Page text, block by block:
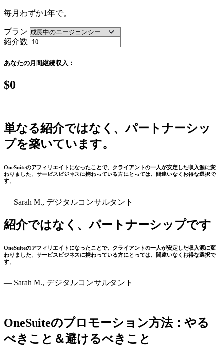
毎月わずか1年で。
プラン
紹介数
あなたの月間継続収入：
$0
単なる紹介ではなく、パートナーシッ
プを築いています。
OneSuiteのアフィリエイトになったことで、クライアントの一人が安定した収入源に変
わりました。サービスビジネスに携わっている方にとっては、間違いなくお得な選択で
す。
— Sarah M., デジタルコンサルタント
紹介ではなく、パートナーシップです
OneSuiteのアフィリエイトになったことで、クライアントの一人が安定した収入源に変
わりました。サービスビジネスに携わっている方にとっては、間違いなくお得な選択で
す。
— Sarah M., デジタルコンサルタント
OneSuiteのプロモーション方法：やる
べきこと＆避けるべきこと